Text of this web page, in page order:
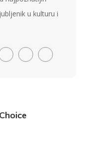
u kulturu i